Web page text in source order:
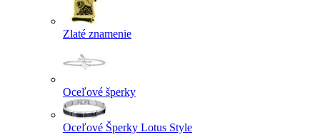
Zlaté znamenie
Oceľové šperky
Oceľové Šperky Lotus Style